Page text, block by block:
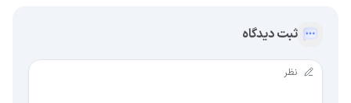
ثبت دیدگاه